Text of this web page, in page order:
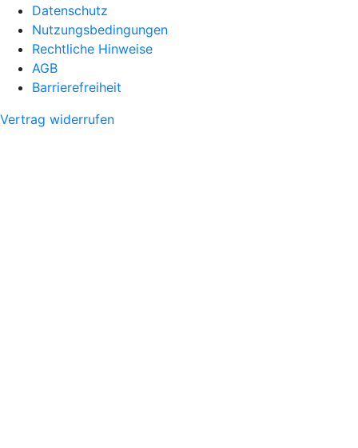
Datenschutz
Nutzungsbedingungen
Rechtliche Hinweise
AGB
Barrierefreiheit
Vertrag widerrufen